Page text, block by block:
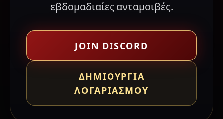
εβδομαδιαίες ανταμοιβές.
JOIN DISCORD
ΔΗΜΙΟΥΡΓΊΑ
ΛΟΓΑΡΙΑΣΜΟΎ